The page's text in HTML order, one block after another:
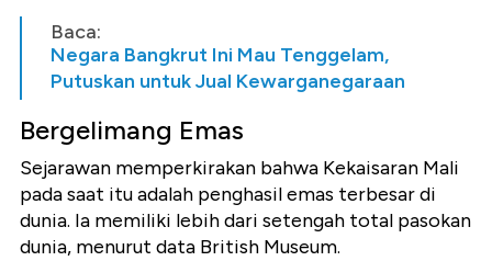
Baca:
Negara Bangkrut Ini Mau Tenggelam,
Putuskan untuk Jual Kewarganegaraan
Bergelimang Emas
Sejarawan memperkirakan bahwa Kekaisaran Mali
pada saat itu adalah penghasil emas terbesar di
dunia. Ia memiliki lebih dari setengah total pasokan
dunia, menurut data British Museum.